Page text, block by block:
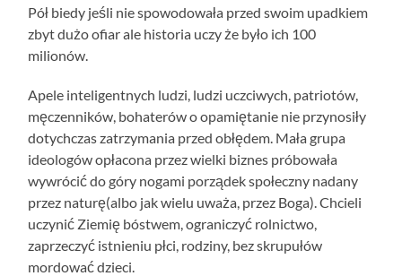
Pół biedy jeśli nie spowodowała przed swoim upadkiem
zbyt dużo ofiar ale historia uczy że było ich 100
milionów.
Apele inteligentnych ludzi, ludzi uczciwych, patriotów,
męczenników, bohaterów o opamiętanie nie przynosiły
dotychczas zatrzymania przed obłędem. Mała grupa
ideologów opłacona przez wielki biznes próbowała
wywrócić do góry nogami porządek społeczny nadany
przez naturę(albo jak wielu uważa, przez Boga). Chcieli
uczynić Ziemię bóstwem, ograniczyć rolnictwo,
zaprzeczyć istnieniu płci, rodziny, bez skrupułów
mordować dzieci.